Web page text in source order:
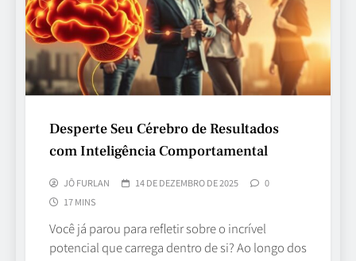
Desperte Seu Cérebro de Resultados
com Inteligência Comportamental
JÔ FURLAN 14 DE DEZEMBRO DE 2025
0
17 MINS
Você já parou para refletir sobre o incrível
potencial que carrega dentro de si? Ao longo dos